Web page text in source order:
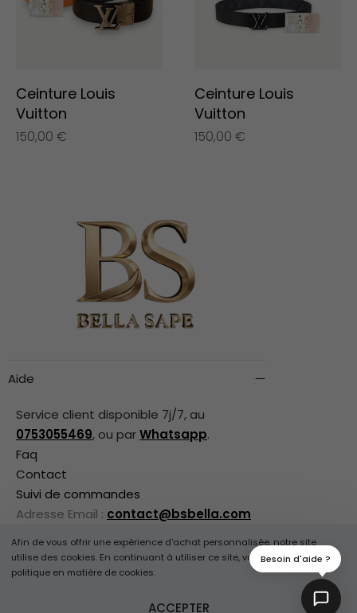
Ceinture Louis
Vuitton
150,00 €
Ceinture Louis
Vuitton
150,00 €
Aide
Service client disponible 7j/7, au
0753055469, ou parWhatsapp.
Faq
Contact
Suivi de commandes
Adresse Email : contact@bsbella.com
Découvrir nos produits
Afin de vous offrir une expérience d'achat personnalisée, notre site
utilise des cookies. En continuant à utiliser ce site, vous acceptez notre
politique en matière de cookies.
ACCEPTER
Besoin d'aide ?